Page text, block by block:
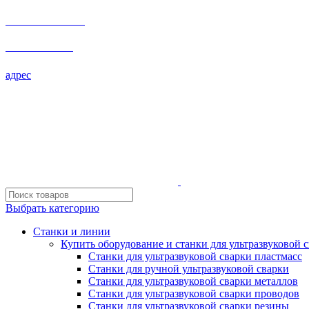
адрес
Выбрать категорию
Станки и линии
Купить оборудование и станки для ультразвуковой
Станки для ультразвуковой сварки пластмасс
Станки для ручной ультразвуковой сварки
Станки для ультразвуковой сварки металлов
Станки для ультразвуковой сварки проводов
Станки для ультразвуковой сварки резины